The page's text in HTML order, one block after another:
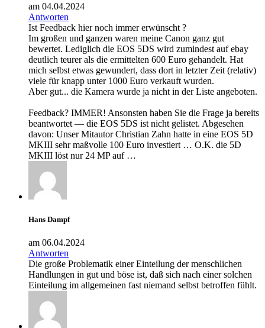
am 04.04.2024
Antworten
Ist Feedback hier noch immer erwünscht ?
Im großen und ganzen waren meine Canon ganz gut
bewertet. Lediglich die EOS 5DS wird zumindest auf ebay
deutlich teurer als die ermittelten 600 Euro gehandelt. Hat
mich selbst etwas gewundert, dass dort in letzter Zeit (relativ)
viele für knapp unter 1000 Euro verkauft wurden.
Aber gut... die Kamera wurde ja nicht in der Liste angeboten.
Feedback? IMMER! Ansonsten haben Sie die Frage ja bereits
beantwortet — die EOS 5DS ist nicht gelistet. Abgesehen
davon: Unser Mitautor Christian Zahn hatte in eine EOS 5D
MKIII sehr maßvolle 100 Euro investiert … O.K. die 5D
MKIII löst nur 24 MP auf …
Hans Dampf
am 06.04.2024
Antworten
Die große Problematik einer Einteilung der menschlichen
Handlungen in gut und böse ist, daß sich nach einer solchen
Einteilung im allgemeinen fast niemand selbst betroffen fühlt.